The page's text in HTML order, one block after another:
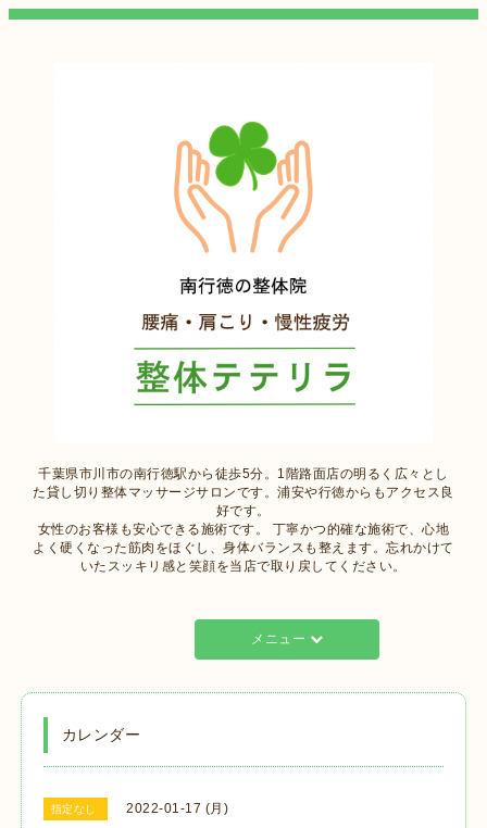
千葉県市川市の南行徳駅から徒歩5分。1階路面店の明るく広々とし
た貸し切り整体マッサージサロンです。浦安や行徳からもアクセス良
好です。
女性のお客様も安心できる施術です。 丁寧かつ的確な施術で、心地
よく硬くなった筋肉をほぐし、身体バランスも整えます。忘れかけて
いたスッキリ感と笑顔を当店で取り戻してください。
メニュー
カレンダー
指定なし 2022-01-17 (月)